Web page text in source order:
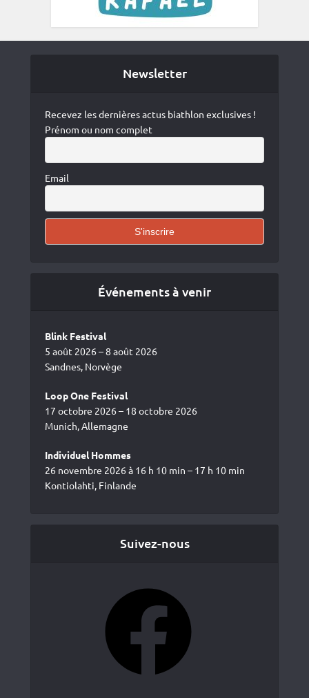
Newsletter
Recevez les dernières actus biathlon exclusives !
Prénom ou nom complet
Email
Événements à venir
Blink Festival
5 août 2026 – 8 août 2026
Sandnes, Norvège
Loop One Festival
17 octobre 2026 – 18 octobre 2026
Munich, Allemagne
Individuel Hommes
26 novembre 2026 à 16 h 10 min – 17 h 10 min
Kontiolahti, Finlande
Suivez-nous